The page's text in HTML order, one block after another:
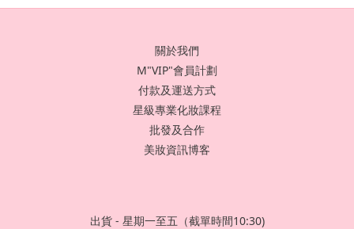
關於我們
M"VIP"會員計劃
付款及運送方式
星級專業化妝課程
批發及合作
美妝資訊博客
出貨 - 星期一至五（截單時間10:30)